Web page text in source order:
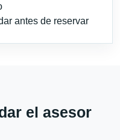
antes de reservar
el asesor